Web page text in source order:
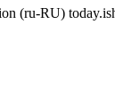
(ru-RU)